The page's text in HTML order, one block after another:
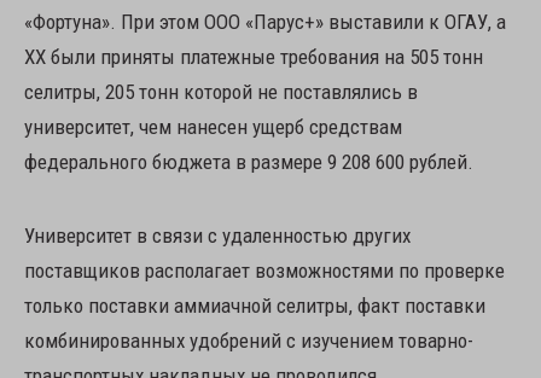
«Фортуна». При этом ООО «Парус+» выставили к ОГАУ, а
ХХ были приняты платежные требования на 505 тонн
селитры, 205 тонн которой не поставлялись в
университет, чем нанесен ущерб средствам
федерального бюджета в размере 9 208 600 рублей.
Университет в связи с удаленностью других
поставщиков располагает возможностями по проверке
только поставки аммиачной селитры, факт поставки
комбинированных удобрений с изучением товарно­-